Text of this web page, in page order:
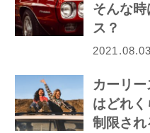
そんな
ス？
2021.08.03
カーリ
はどれ
制限さ